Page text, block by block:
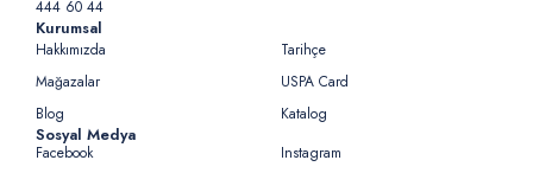
444 60 44
Kurumsal
Hakkımızda
Tarihçe
Mağazalar
USPA Card
Blog
Katalog
Sosyal Medya
Facebook
Instagram